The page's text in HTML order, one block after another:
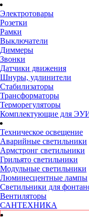
Электротовары
Розетки
Рамки
Выключатели
Диммеры
Звонки
Датчики движения
Шнуры, удлинители
Стабилизаторы
Трансформаторы
Терморегуляторы
Комплектующие для
Техническое освещение
Аварийные светильники
Армстронг светильники
Грильято светильники
Модульные светильники
Люминесцентные лампы
Светильники для
Вентиляторы
САНТЕХНИКА